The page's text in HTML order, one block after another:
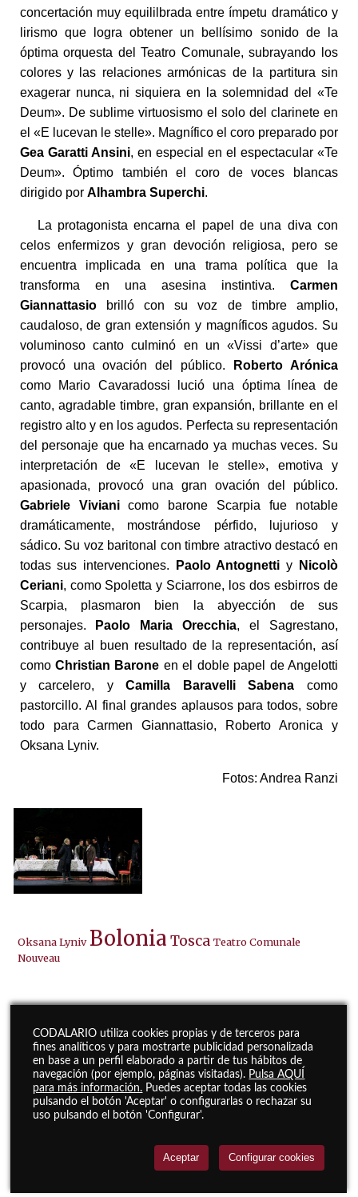
concertación muy equililbrada entre ímpetu dramático y
lirismo que logra obtener un bellísimo sonido de la
óptima orquesta del Teatro Comunale, subrayando los
colores y las relaciones armónicas de la partitura sin
exagerar nunca, ni siquiera en la solemnidad del «Te
Deum». De sublime virtuosismo el solo del clarinete en
el «E lucevan le stelle». Magnífico el coro preparado por
Gea Garatti Ansini, en especial en el espectacular «Te
Deum». Óptimo también el coro de voces blancas
dirigido por Alhambra Superchi.
La protagonista encarna el papel de una diva con
celos enfermizos y gran devoción religiosa, pero se
encuentra implicada en una trama política que la
transforma en una asesina instintiva. Carmen
Giannattasiobrilló con su voz de timbre amplio,
caudaloso, de gran extensión y magníficos agudos. Su
voluminoso canto culminó en un «Vissi d’arte» que
provocó una ovación del público.
Roberto Arónica
como Mario Cavaradossi lució una óptima línea de
canto, agradable timbre, gran expansión, brillante en el
registro alto y en los agudos. Perfecta su representación
del personaje que ha encarnado ya muchas veces. Su
interpretación de «E lucevan le stelle», emotiva y
apasionada, provocó una gran ovación del público.
Gabriele Vivianicomo barone Scarpia fue notable
dramáticamente, mostrándose pérfido, lujurioso y
sádico. Su voz baritonal con timbre atractivo destacó en
todas sus intervenciones.
Paolo Antognetti y
Nicolò
Ceriani, como Spoletta y Sciarrone, los dos esbirros de
Scarpia, plasmaron bien la abyección de sus
personajes.
Paolo Maria Orecchia, el Sagrestano,
contribuye al buen resultado de la representación, así
comoChristian Barone en el doble papel de Angelotti
y carcelero, yCamilla Baravelli Sabena como
pastorcillo. Al final grandes aplausos para todos, sobre
todo para Carmen Giannattasio, Roberto Aronica y
Oksana Lyniv.
Fotos: Andrea Ranzi
Oksana Lyniv Bolonia Tosca Teatro Comunale
Nouveau
CODALARIO utiliza cookies propias y de terceros para
fines analíticos y para mostrarte publicidad personalizada
en base a un perfil elaborado a partir de tus hábitos de
navegación (por ejemplo, páginas visitadas). Pulsa AQUÍ
para más información. Puedes aceptar todas las cookies
pulsando el botón 'Aceptar' o configurarlas o rechazar su
uso pulsando el botón 'Configurar'.
Aceptar Configurar cookies